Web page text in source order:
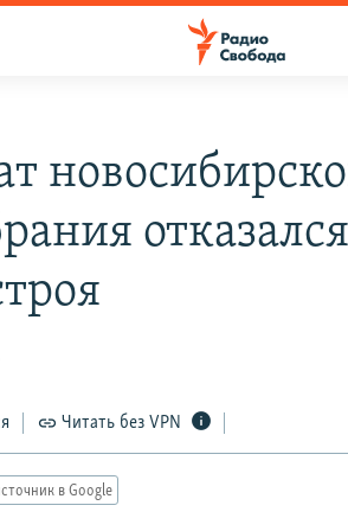
Читать без VPN
в Google